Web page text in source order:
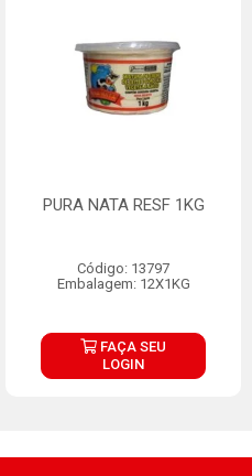
PURA NATA RESF 1KG
Código: 13797
Embalagem: 12X1KG
FAÇA SEU
LOGIN